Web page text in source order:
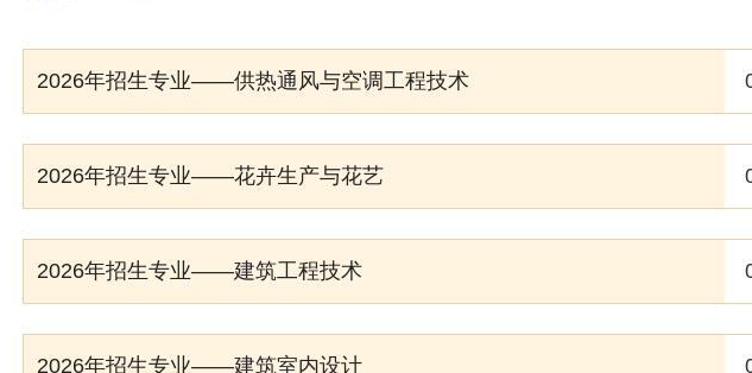
2026年招生专业——供热通风与空调工程技术
2026年招生专业——花卉生产与花艺
2026年招生专业——建筑工程技术
2026年招生专业——建筑室内设计